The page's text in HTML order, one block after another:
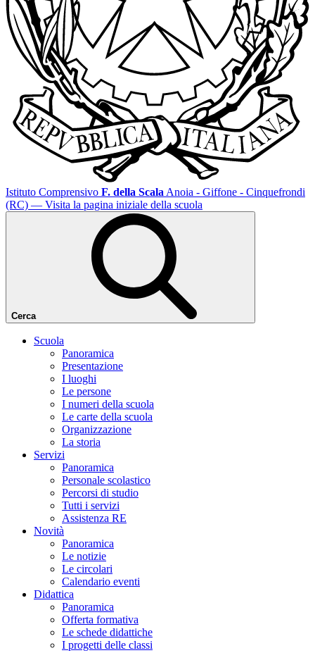
Istituto Comprensivo F. della Scala Anoia - Giffone - Cinquefrondi
(RC) — Visita la pagina iniziale della scuola
Cerca
Scuola
Panoramica
Presentazione
I luoghi
Le persone
I numeri della scuola
Le carte della scuola
Organizzazione
La storia
Servizi
Panoramica
Personale scolastico
Percorsi di studio
Tutti i servizi
Assistenza RE
Novità
Panoramica
Le notizie
Le circolari
Calendario eventi
Didattica
Panoramica
Offerta formativa
Le schede didattiche
I progetti delle classi